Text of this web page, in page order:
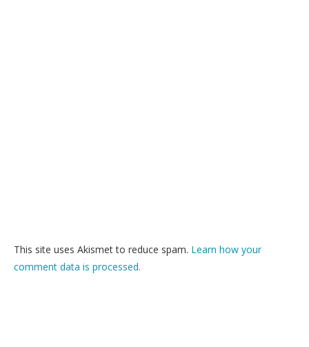
This site uses Akismet to reduce spam. Learn how your
comment data is processed.